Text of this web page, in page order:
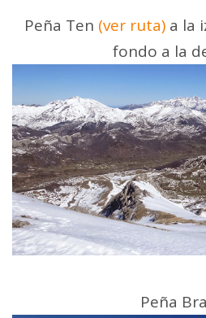
Peña Ten (ver ruta)a la
fondo a la
Peña